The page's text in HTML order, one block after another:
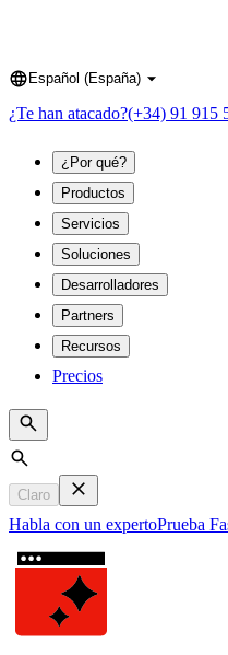
Language
Español (España)
¿Te han atacado?(+34) 91 915
¿Por qué?
Productos
Servicios
Soluciones
Desarrolladores
Partners
Recursos
Precios
Search
Claro
Habla con un expertoPrueba